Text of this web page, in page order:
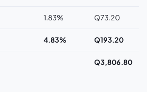
1.83% Q73.20
4.83% Q193.20
Q3,806.80